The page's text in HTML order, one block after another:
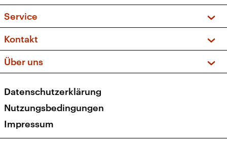
Sendungen und Podcasts
Musikliste
Kakadu – Das Kinderprogramm
Frequenzen (UKW + DAB+)
Service
FAQ
Apps
Newsletter
Veranstaltungen
Kontakt
Social Media
Über uns
Presse
Karriere
Transparenz
Datenschutzerklärung
Nutzungsbedingungen
Impressum